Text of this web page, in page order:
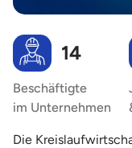
Die
14
Beschäftigte
im Unternehmen